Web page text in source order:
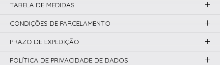
TABELA DE MEDIDAS
CONDIÇÕES DE PARCELAMENTO
PRAZO DE EXPEDIÇÃO
POLÍTICA DE PRIVACIDADE DE DADOS